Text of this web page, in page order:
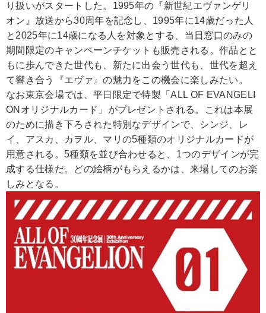
り扱いがスタートした。1995年の『新世紀エヴァンゲリ
オン』放送から30周年を記念し、1995年に14歳だった人
と2025年に14歳になる人を対象とする、当日窓口のみの
期間限定のキャンペーンチケットも販売される。作品とと
もに歩んできた世代も、新たに出会う世代も、世代を超え
て響き合う『エヴァ』の魅力をこの機会に楽しみたい。
なお東京会場では、平日限定で特製「ALL OF EVANGELI
ONオリジナルカード」がプレゼントされる。これは本展
のために描き下ろされた特別なデザインで、シンジ、レ
イ、アスカ、カヲル、マリの5種類のオリジナルカードが
用意される。5種類を並び合わせると、1つのデザインが完
成する仕様だ。どの絵柄がもらえるかは、来場してのお楽
しみとなる。